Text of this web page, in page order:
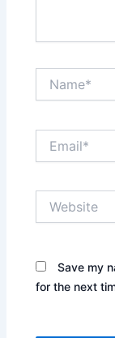
Save my
for the next